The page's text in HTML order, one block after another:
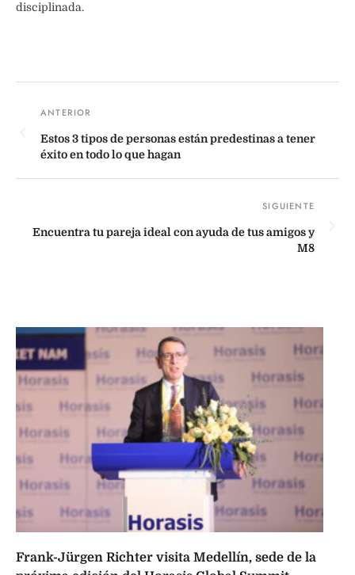
disciplinada.
Estos 3 tipos de personas están predestinas a tener
éxito en todo lo que hagan
Encuentra tu pareja ideal con ayuda de tus amigos y
M8
Frank-Jürgen Richter visita Medellín, sede de la